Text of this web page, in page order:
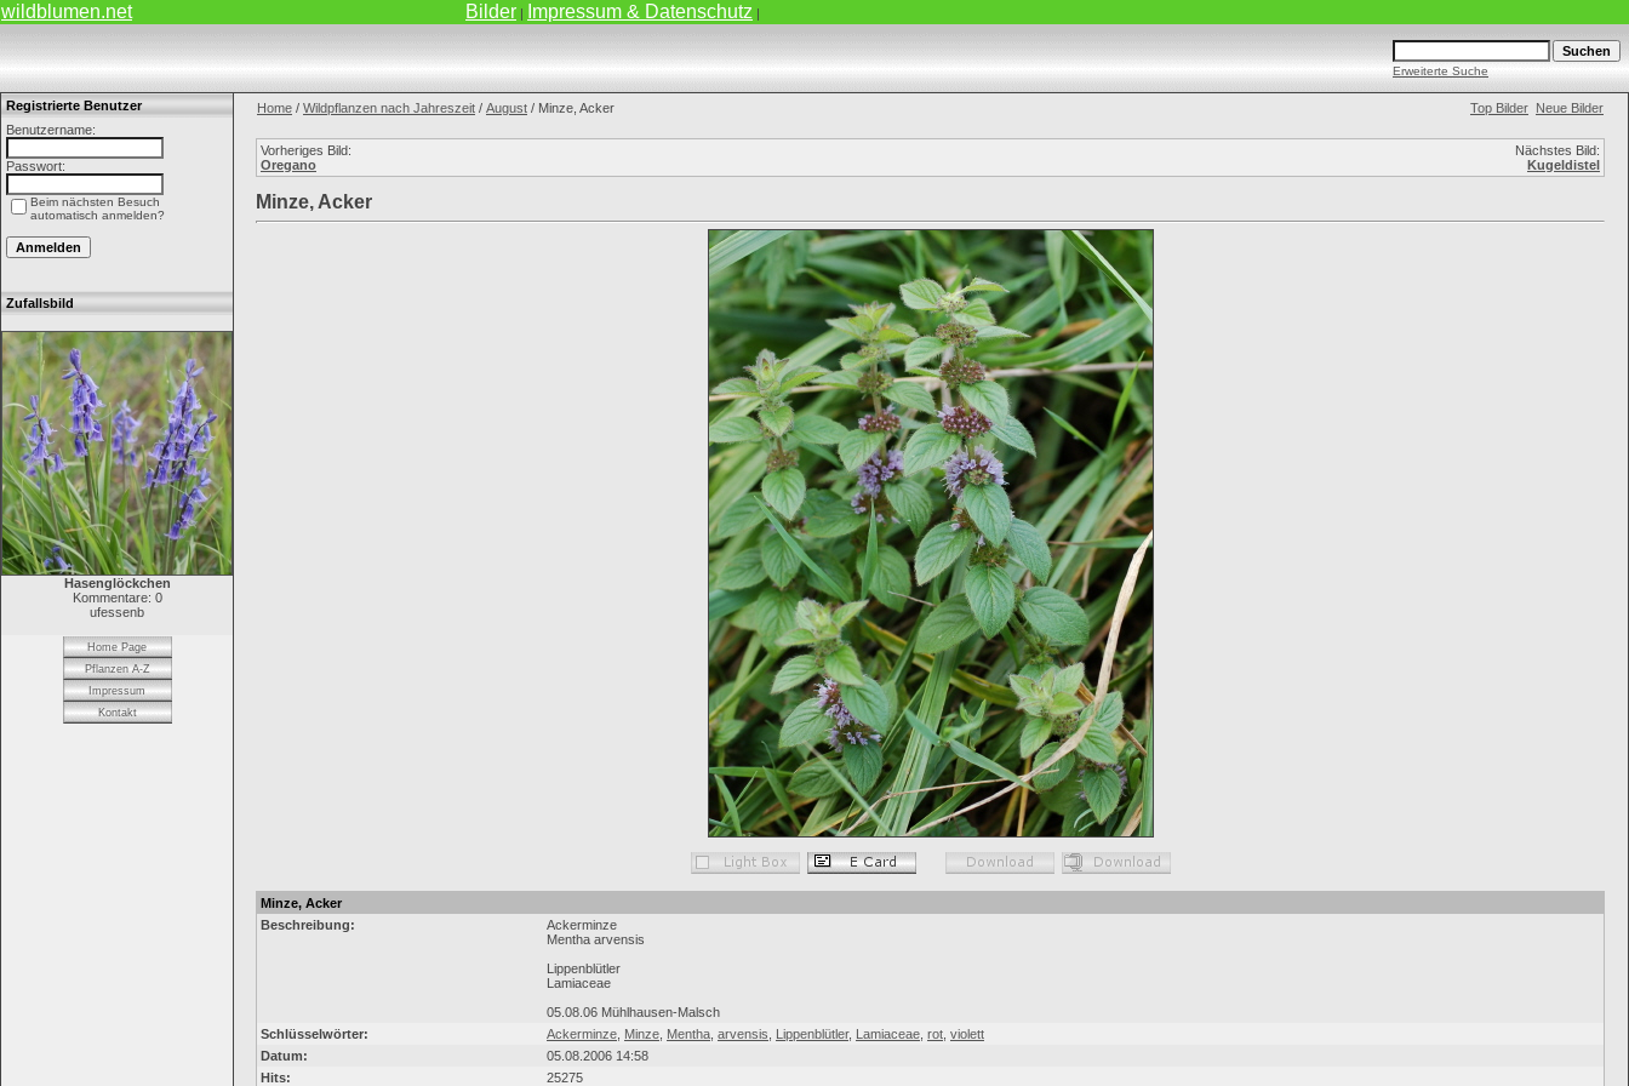
wildblumen.net Bilder | Impressum & Datenschutz |
Erweiterte Suche
Registrierte Benutzer
Benutzername:
Passwort:
Beim nächsten Besuch
automatisch anmelden?
Zufallsbild
Hasenglöckchen
Kommentare: 0
ufessenb
Home Page
Pflanzen A-Z
Impressum
Kontakt
Home / Wildpflanzen nach Jahreszeit / August / Minze, Acker Top Bilder Neue Bilder
Vorheriges Bild:
Oregano
Nächstes Bild:
Kugeldistel
Minze, Acker
Minze, Acker
Beschreibung:
Ackerminze
Mentha arvensis
Lippenblütler
Lamiaceae
05.08.06 Mühlhausen-Malsch
Schlüsselwörter:
Ackerminze Minze Mentha arvensis Lippenblütler, Lamiaceae rot violett
Datum:
05.08.2006 14:58
Hits:
25275